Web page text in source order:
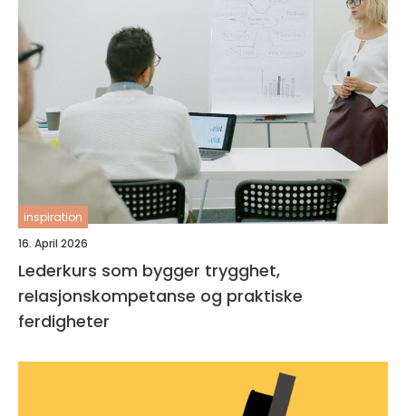
inspiration
16. April 2026
Lederkurs som bygger trygghet,
relasjonskompetanse og praktiske
ferdigheter